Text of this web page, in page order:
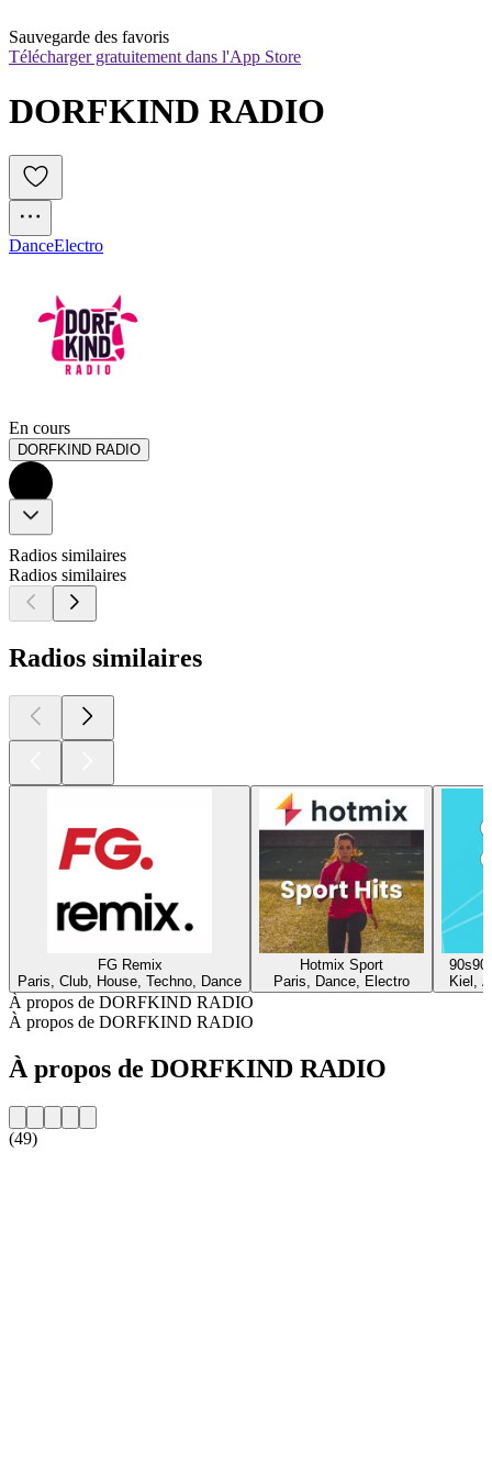
Sauvegarde des favoris
Télécharger gratuitement dans l'App Store
DORFKIND RADIO
DanceElectro
En cours
DORFKIND RADIO
Radios similaires
Radios similaires
Radios similaires
FG Remix
Paris, Club, House, Techno, Dance
Hotmix Sport
Paris, Dance, Electro
Kiel,
À propos de DORFKIND RADIO
À propos de DORFKIND RADIO
À propos de DORFKIND RADIO
(49)